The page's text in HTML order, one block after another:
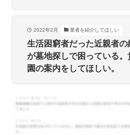
2022年2月 業者を紹介してほしい
生活困窮者だった近親者
が墓地探しで困っている
園の案内をしてほしい。